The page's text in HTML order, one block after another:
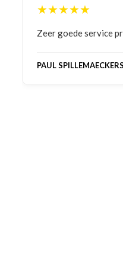
★★★★★
Bestelling gedaan
bestelling al